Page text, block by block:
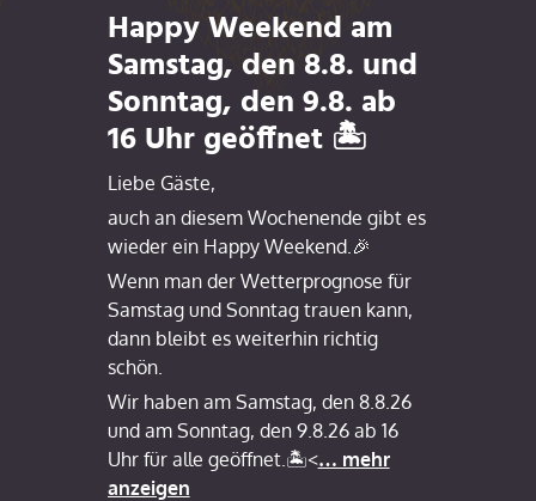
Happy Weekend am
Samstag, den 8.8. und
Sonntag, den 9.8. ab
16 Uhr geöffnet 🏝️
Liebe Gäste,
auch an diesem Wochenende gibt es
wieder ein Happy Weekend.🎉
Wenn man der Wetterprognose für
Samstag und Sonntag trauen kann,
dann bleibt es weiterhin richtig
schön.
Wir haben am Samstag, den 8.8.26
und am Sonntag, den 9.8.26 ab 16
Uhr für alle geöffnet.🏝️<… mehr
anzeigen